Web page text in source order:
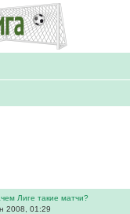
Лиге такие матчи?
2008, 01:29